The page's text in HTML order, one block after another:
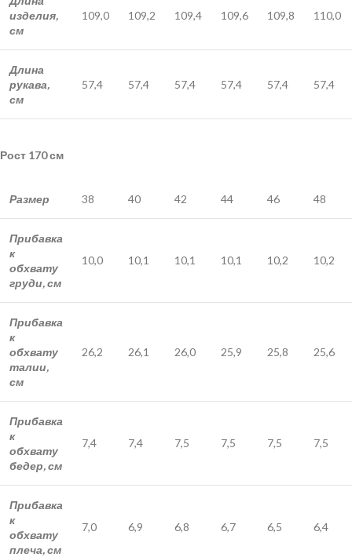
изделия,
см
109,0 109,2 109,4 109,6 109,8 110,0
Длина
рукава,
см
57,4 57,4 57,4 57,4 57,4 57,4
Рост 170 см
Размер 38 40 42 44 46 48
Прибавка
к
обхвату
груди, см
10,0 10,1 10,1 10,1 10,2 10,2
Прибавка
к
обхвату
талии,
см
26,2 26,1 26,0 25,9 25,8 25,6
Прибавка
к
обхвату
бедер, см
7,4 7,4 7,5 7,5 7,5 7,5
Прибавка
к
обхвату
плеча, см
7,0 6,9 6,8 6,7 6,5 6,4